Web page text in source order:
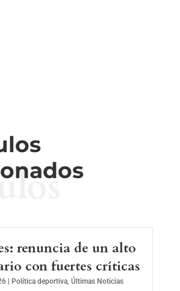
renuncia de un alto
con fuertes críticas
Política deportiva,Últimas Noticias